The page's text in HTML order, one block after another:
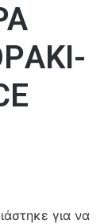
για να